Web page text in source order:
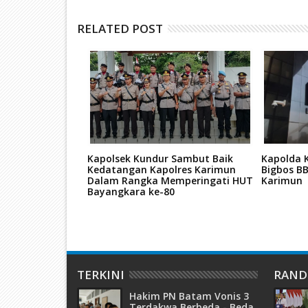
RELATED POST
Kapolsek Kundur Sambut Baik
Kedatangan Kapolres Karimun
Dalam Rangka Memperingati HUT
Bayangkara ke-80
Kapolda
Bigbos
Karimun
TERKINI
Hakim PN Batam Vonis 3